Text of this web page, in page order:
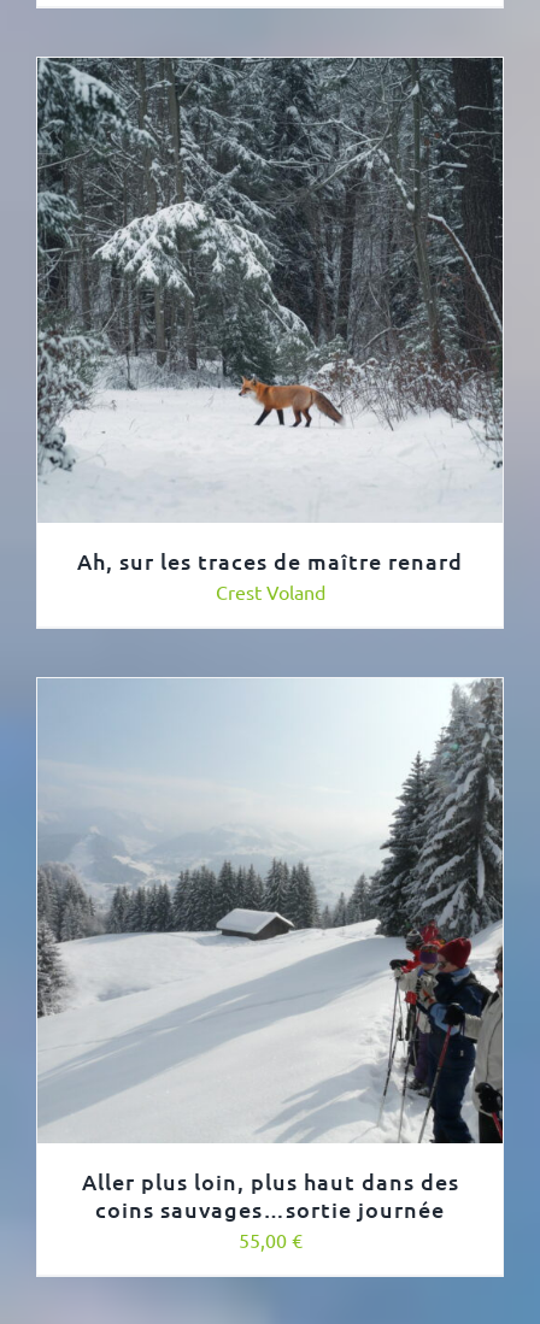
Ah, sur les traces de maître renard
Crest Voland
Aller plus loin, plus haut dans des
coins sauvages…sortie journée
55,00 €